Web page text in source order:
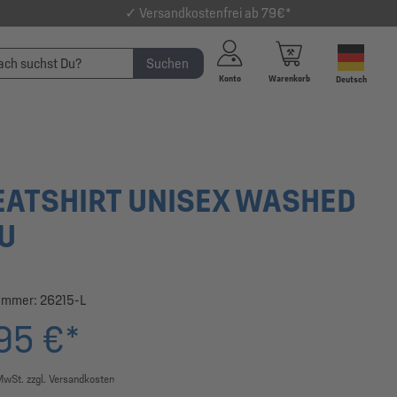
✓ Versandkostenfrei ab 79€*
Suchen
Konto Warenkorb Deutsch
UNISEX WASHED
26215-L
€*
zzgl. Versandkosten